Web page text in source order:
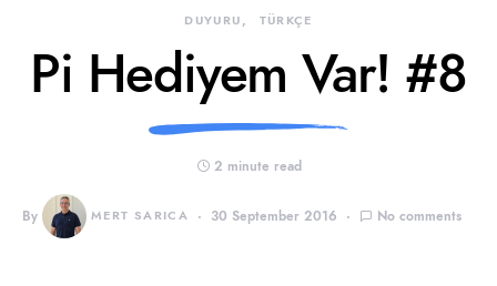
DUYURU TÜRKÇE
Pi Hediyem Var! #8
2 minute read
By MERT SARICA 30 September 2016 No comments